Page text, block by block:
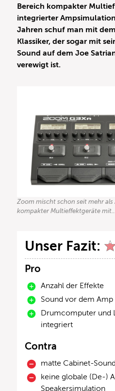
Bereich kompakter
integrierter
Jahren schuf man mit
Klassiker, der sogar mit
Sound auf dem Joe
verewigt ist.
Zoom mischt schon seit mehr als
kompakter Multieffektgeräte mit…
Unser Fazit:
Pro
Anzahl der Effekte
Sound vor dem Amp
Drumcomputer und
integriert
Contra
matte Cabinet-
keine globale (De-)
Speakersimulation